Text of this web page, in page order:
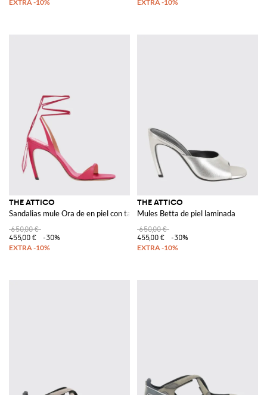
THE ATTICO
Sandalias mule Ora de en piel con tacón alto curvo y lazos al tobillo
650,00 €
455,00 €
-30%
THE ATTICO
Mules Betta de piel laminada
650,00 €
455,00 €
-30%